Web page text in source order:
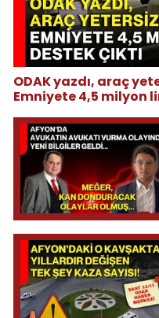
ODAK yazdı, araç
Emniyete 4,5 milyon